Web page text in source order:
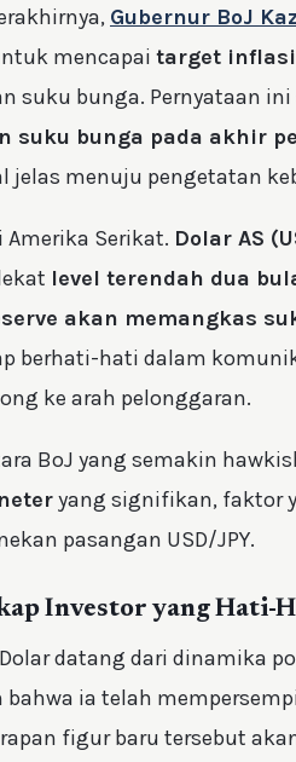
Gubernur BoJ
mencapai target
suku bunga. Pernyataan
suku bunga pada akhir
jelas menuju pengetatan
Serikat. Dolar AS
level terendah dua
akan memangkas
berhati-hati dalam
ke arah pelonggaran.
BoJ yang semakin
yang signifikan, faktor
pasangan USD/JPY.
Investor yang Hati-
datang dari dinamika
ia telah
figur baru tersebut